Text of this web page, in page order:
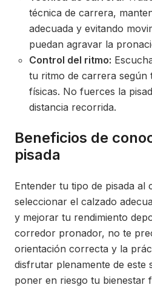
técnica de carrera,
adecuada y evitando
puedan agravar la
Control del ritmo:
tu ritmo de carrera según
físicas. No fuerces la
distancia recorrida.
Beneficios de
pisada
Entender tu tipo de pisada al
seleccionar el calzado
y mejorar tu rendimiento
corredor pronador, no te
orientación correcta y la
disfrutar plenamente de este
poner en riesgo tu bienestar